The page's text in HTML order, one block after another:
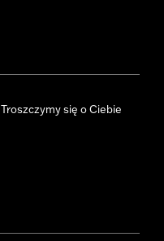
Troszczymy się o Ciebie